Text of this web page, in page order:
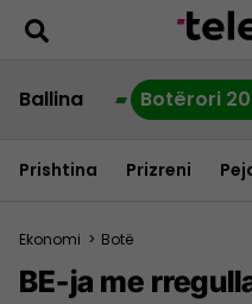
Ballina Botërori
Prishtina Prizreni
Ekonomi > Botë
BE-ja me